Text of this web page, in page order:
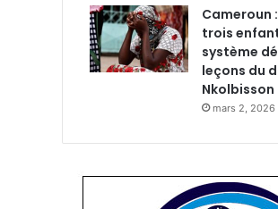
Cameroun
trois
système
leçons du
Nkolbisson
mars 2, 2026